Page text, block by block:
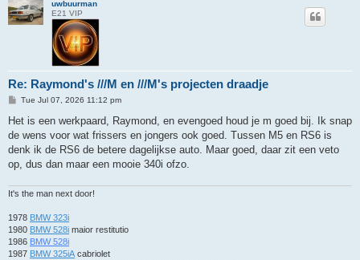
uwbuurman
E21 VIP
Re: Raymond's ///M en ///M's projecten draadje
P
s
Tue Jul 07, 2026 11:12 pm
Het is een werkpaard, Raymond, en evengoed houd je m goed bij. Ik snap
de wens voor wat frissers en jongers ook goed. Tussen M5 en RS6 is
denk ik de RS6 de betere dagelijkse auto. Maar goed, daar zit een veto
op, dus dan maar een mooie 340i ofzo.
It's the man next door!
1978 BMW 323i
1980 BMW 528i maior restitutio
1986 BMW 528i
1987 BMW 325iA cabriolet